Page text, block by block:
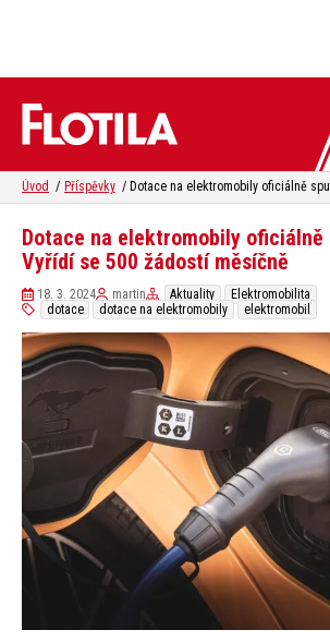
Úvod Příspěvky
Dotace na elektromobily oficiálně
Vyřídí se 500 žádostí měsíčně
18. 3. 2024 martin Aktuality
Elektromobilita
dotace
dotace na elektromobily elektromobil